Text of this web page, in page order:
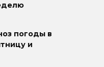
погоды в
и